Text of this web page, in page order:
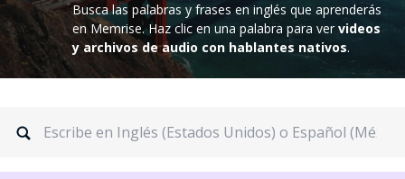
Busca las palabras y frases en inglés que aprenderás
en Memrise. Haz clic en una palabra para vervideos
y archivos de audio con hablantes nativos.